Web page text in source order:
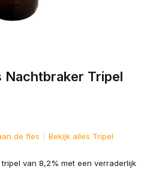
Nachtbraker Tripel
de fles Bekijk alles Tripel
van 8,2% met een verraderlijk